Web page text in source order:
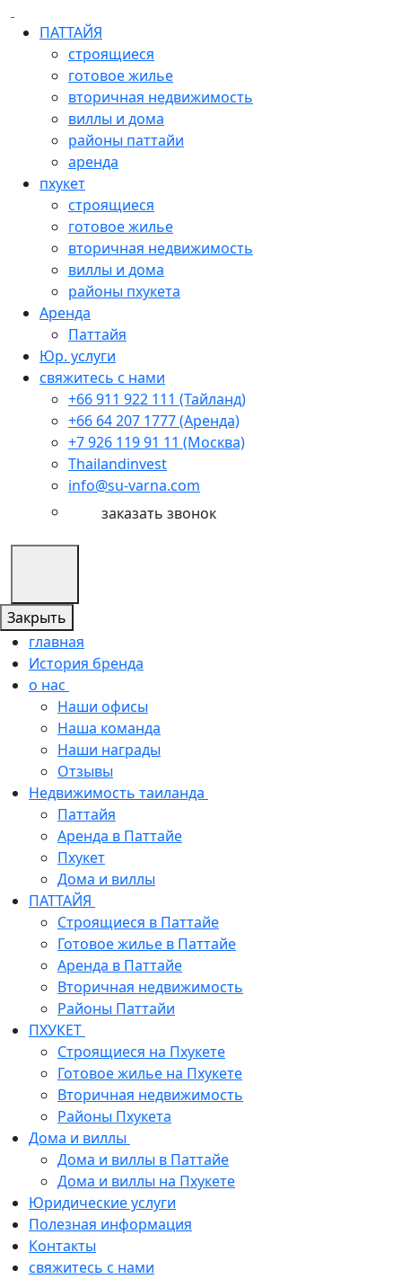
ПАТТАЙЯ
строящиеся
готовое жилье
вторичная недвижимость
виллы и дома
районы паттайи
аренда
пхукет
строящиеся
готовое жилье
вторичная недвижимость
виллы и дома
районы пхукета
Аренда
Паттайя
Юр. услуги
свяжитесь с нами
+66 911 922 111 (Тайланд)
+66 64 207 1777 (Аренда)
+7 926 119 91 11 (Москва)
Thailandinvest
info@su-varna.com
заказать звонок
Закрыть
главная
История бренда
о нас
Наши офисы
Наша команда
Наши награды
Отзывы
Недвижимость таиланда
Паттайя
Аренда в Паттайе
Пхукет
Дома и виллы
ПАТТАЙЯ
Строящиеся в Паттайе
Готовое жилье в Паттайе
Аренда в Паттайе
Вторичная недвижимость
Районы Паттайи
ПХУКЕТ
Строящиеся на Пхукете
Готовое жилье на Пхукете
Вторичная недвижимость
Районы Пхукета
Дома и виллы
Дома и виллы в Паттайе
Дома и виллы на Пхукете
Юридические услуги
Полезная информация
Контакты
свяжитесь с нами